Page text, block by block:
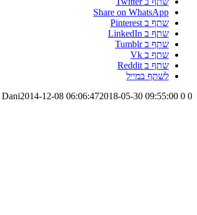
Share on WhatsApp
שתף ב Pinterest
שתף ב LinkedIn
שתף ב Tumblr
שתף ב Vk
שתף ב Reddit
לשתף במייל
0
0
Dani2014-12-08 06:06:472018-05-30 09:55:00